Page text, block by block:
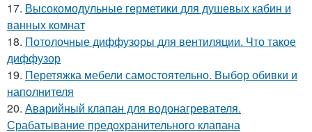
17. Высокомодульные герметики для душевых кабин и
ванных комнат
18. Потолочные диффузоры для вентиляции. Что такое
диффузор
19. Перетяжка мебели самостоятельно. Выбор обивки и
наполнителя
20. Аварийный клапан для водонагревателя.
Срабатывание предохранительного клапана